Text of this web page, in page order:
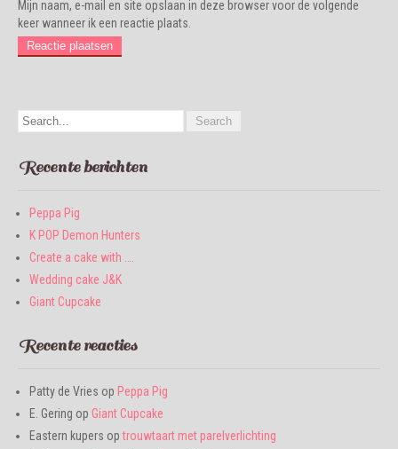
Mijn naam, e-mail en site opslaan in deze browser voor de volgende
keer wanneer ik een reactie plaats.
Recente berichten
Peppa Pig
K POP Demon Hunters
Create a cake with ….
Wedding cake J&K
Giant Cupcake
Recente reacties
Patty de Vries op Peppa Pig
E. Gering op Giant Cupcake
Eastern kupers optrouwtaart met parelverlichting